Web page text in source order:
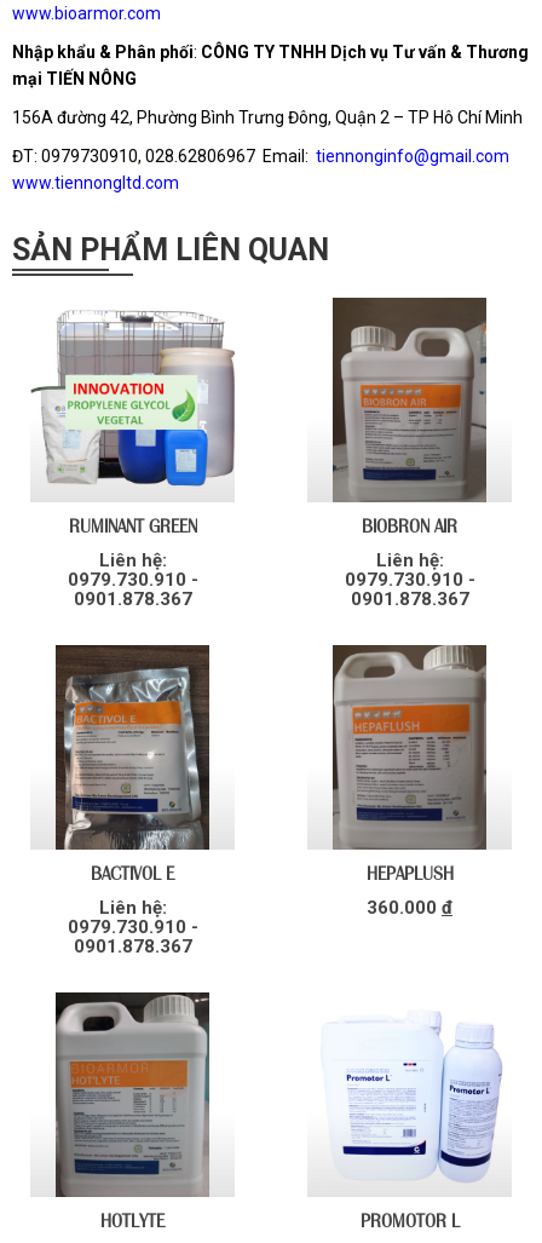
www.bioarmor.com
Nhập khẩu & Phân phối: CÔNG TY TNHH Dịch vụ Tư vấn & Thương
mại TIẾN NÔNG
156A đường 42, Phường Bình Trưng Đông, Quận 2 – TP Hô Chí Minh
ĐT: 0979730910, 028.62806967 Email: tiennonginfo@gmail.com
www.tiennongltd.com
SẢN PHẨM LIÊN QUAN
RUMINANT GREEN
Liên hệ:
0979.730.910 -
0901.878.367
BIOBRON AIR
Liên hệ:
0979.730.910 -
0901.878.367
BACTIVOL E
Liên hệ:
0979.730.910 -
0901.878.367
HEPAPLUSH
360.000 đ
HOTLYTE PROMOTOR L